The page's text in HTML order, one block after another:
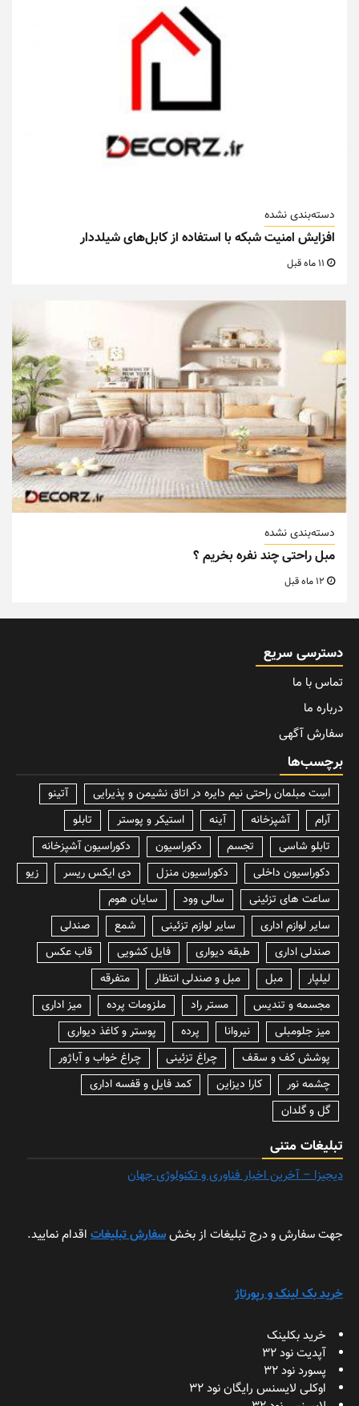
دسته‌بندی نشده
افزایش امنیت شبکه با استفاده از کابل‌های شیلددار
دسته‌بندی نشده
مبل راحتی چند نفره بخریم ؟
دسترسی سریع
تماس با ما
درباره ما
سفارش آگهی
برچسب‌ها
lسِت مبلمان راحتی نیم دایره در اتاق نشیمن و پذیرایی
آتینو
آرام
آشپزخانه آینه استیکر و پوستر
تابلو
تابلو شاسی
تجسم دکوراسیون
دکوراسیون آشپزخانه
دکوراسیون داخلی
دکوراسیون منزل دی ایکس ریسر
زیو
ساعت های تزئینی
سالی وود
سایان هوم
سایر لوازم اداری
سایر لوازم تزئینی شمع
صندلی
صندلی اداری
طبقه دیواری فایل کشویی
قاب عکس
لیلپار
مبل مبل و صندلی انتظار
متفرقه
مجسمه و تندیس
مستر راد ملزومات پرده
میز اداری
میز جلومبلی
نیروانا پرده
پوستر و کاغذ دیواری
پوشش کف و سقف
چراغ تزئینی
چراغ خواب و آباژور
چشمه نور
کارا دیزاین
کمد فایل و قفسه اداری
گل و گلدان
تبلیغات متنی
دیجیزا – آخرین اخبار فناوری و تکنولوژی جهان
جهت سفارش و درج تبلیغات از بخشسفارش تبلیغات اقدام نمایید.
خرید بک لینک و رپورتاژ
خرید بکلینک
آپدیت نود 32
پسورد نود 32
اوکلی لایسنس رایگان نود 32